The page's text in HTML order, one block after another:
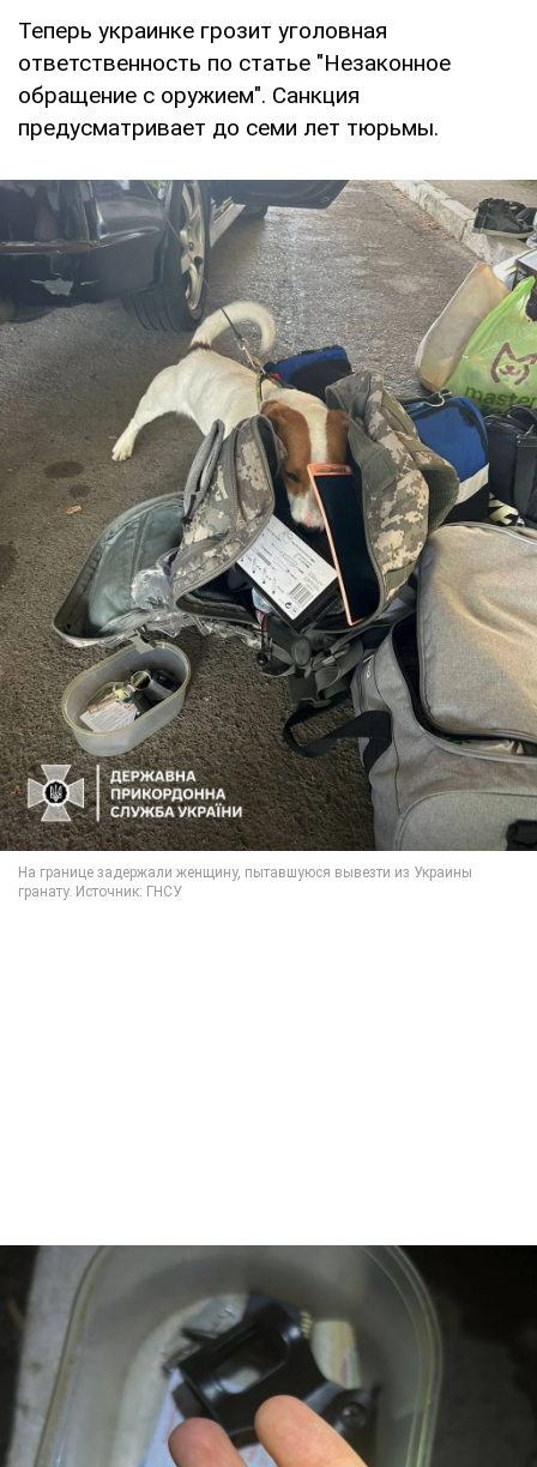
Теперь украинке грозит уголовная
ответственность по статье "Незаконное
обращение с оружием". Санкция
предусматривает до семи лет тюрьмы.